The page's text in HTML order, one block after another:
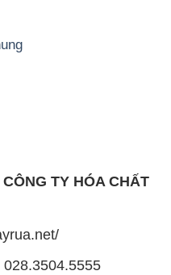
TY HÓA CHẤT